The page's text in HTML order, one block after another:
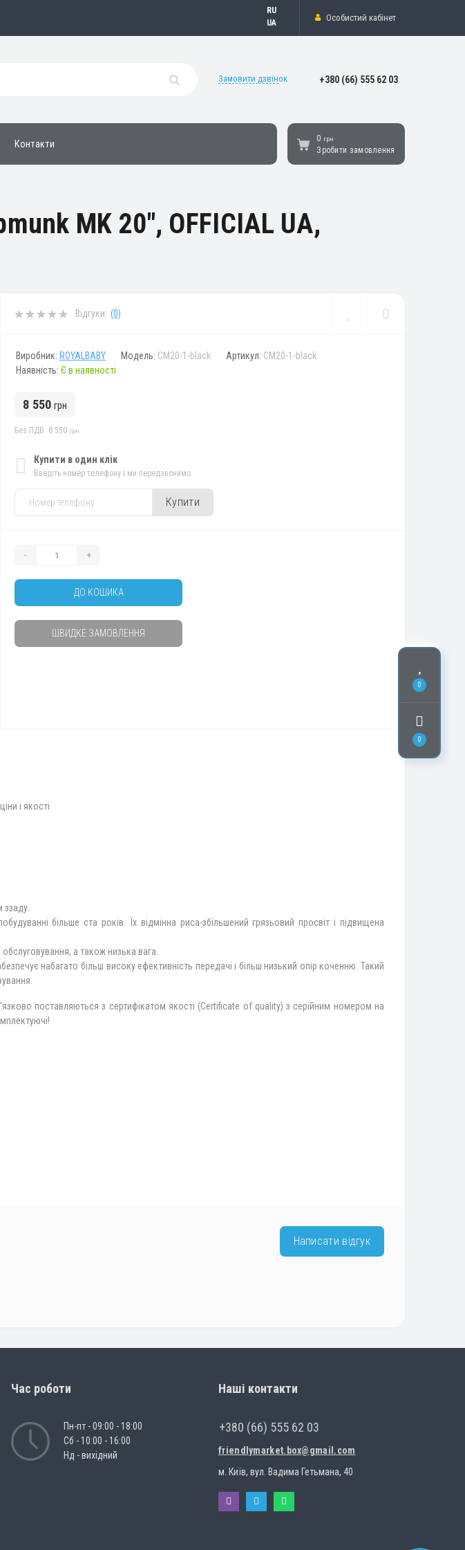
0
0
УкраїнськаОсобистий кабінет
Замовити дзвінок +380 (66) 555 62 03
Контакти
0 грн
Зробити замовлення
MK 20", OFFICIAL UA,
Відгуки: (0)
Виробник: ROYALBABY Модель: CM20-1-black Артикул: CM20-1-black
Наявність: Є в наявності
8 550 грн
Без ПДВ: 8 550 грн
Купити в один клік
Введіть номер телефону і ми передзвонимо
Купити
- +
ДО КОШИКА
ШВИДКЕ ЗАМОВЛЕННЯ
і якості
ззаду.
більше ста років. Їх відмінна риса-збільшений грязьовий просвіт і підвищена
а також низька вага.
набагато більш високу ефективність передачі і більш низький опір коченню. Такий
поставляються з сертифікатом якості (Certificate of quality) з серійним номером на
Написати відгук
Час роботи
Пн-пт - 09:00 - 18:00
Сб - 10:00 - 16:00
Нд - вихідний
Наші контакти
+380 (66) 555 62 03
friendlymarket.box@gmail.com
м. Київ, вул. Вадима Гетьмана, 40